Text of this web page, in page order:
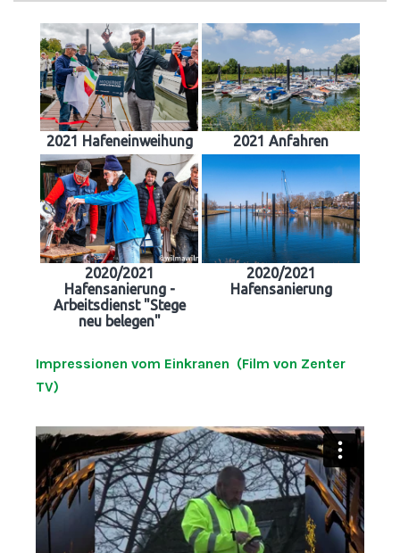
2021 Hafeneinweihung 2021 Anfahren
2020/2021
Hafensanierung -
Arbeitsdienst "Stege
neu belegen"
2020/2021
Hafensanierung
Impressionen vom Einkranen (Film von Zenter
TV)